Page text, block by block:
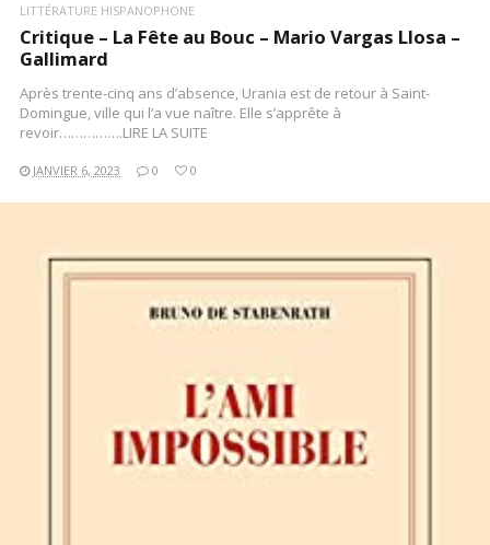
LITTÉRATURE HISPANOPHONE
Critique – La Fête au Bouc – Mario Vargas Llosa –
Gallimard
Après trente-cinq ans d’absence, Urania est de retour à Saint-
Domingue, ville qui l’a vue naître. Elle s’apprête à
revoir…………….LIRE LA SUITE
JANVIER 6, 2023 0 0